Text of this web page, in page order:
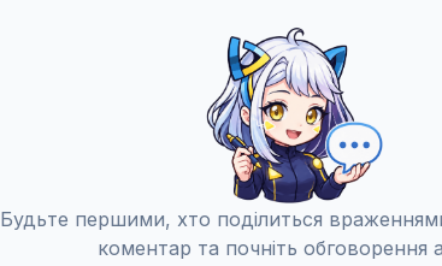
Будьте першими, хто поділиться
коментар та почніть обговорення